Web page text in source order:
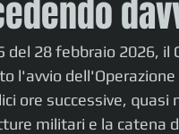
del 28 febbraio 2026, il
l'avvio
ore successive,
militari e la catena